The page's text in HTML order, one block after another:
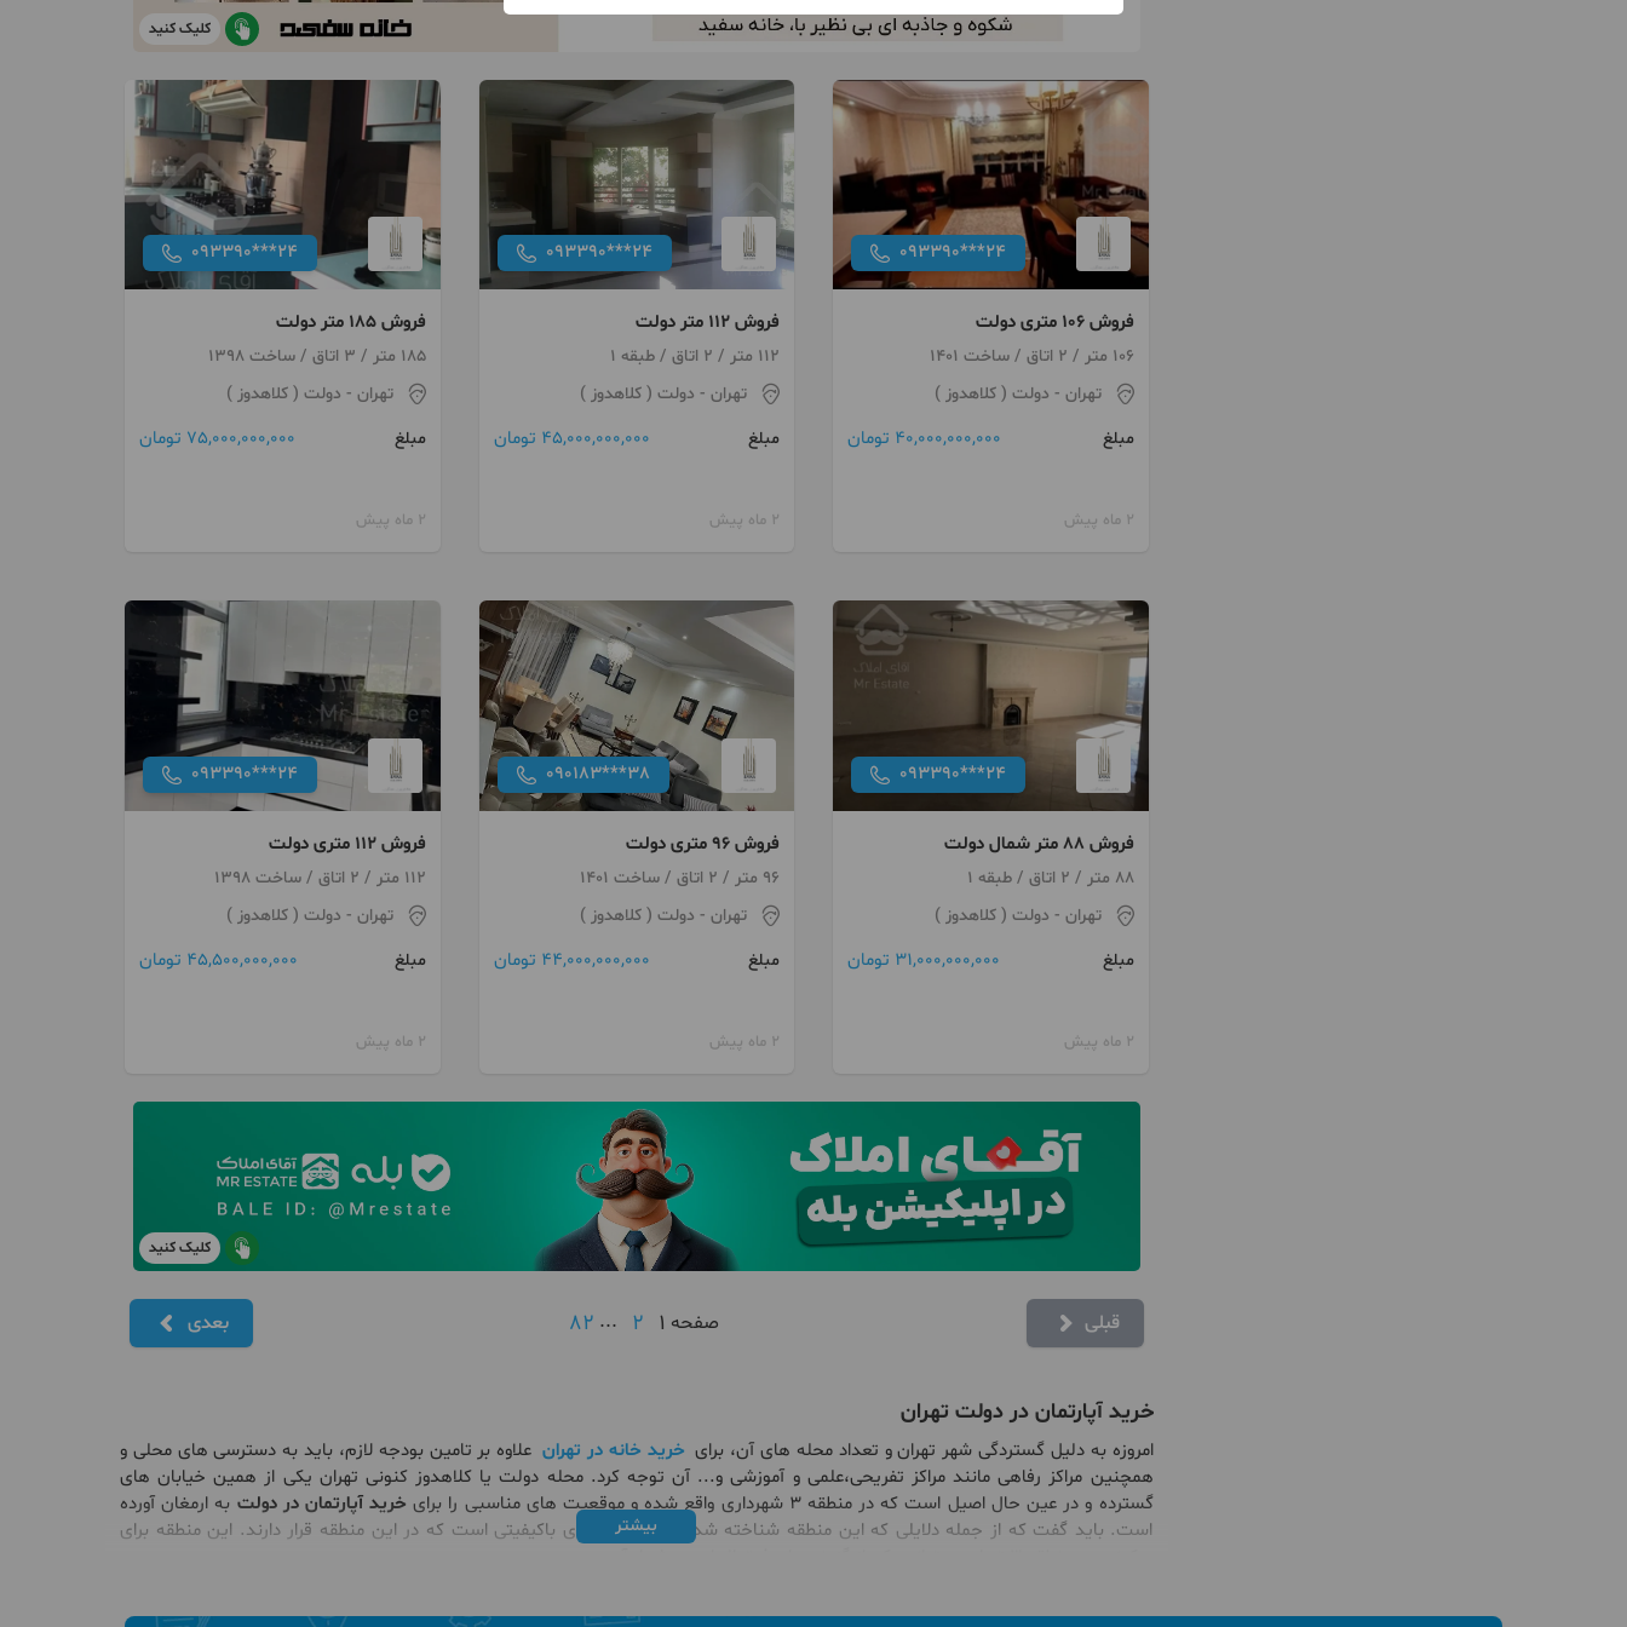
کلیک کنید
093390***24
فروش 106 متری دولت
106 متر / 2 اتاق / ساخت 1401
تهران - دولت ( کلاهدوز )
مبلغ
40,000,000,000 تومان
2 ماه پیش
093390***24
فروش 112 متر دولت
112 متر / 2 اتاق / طبقه 1
تهران- دولت ( کلاهدوز )
مبلغ
45,000,000,000 تومان
2 ماه پیش
093390***24
فروش 185 متر دولت
185 متر / 3 اتاق / ساخت 1398
تهران - دولت ( کلاهدوز )
مبلغ
75,000,000,000 تومان
2 ماه پیش
093390***24
فروش 88 متر شمال دولت
88 متر / 2 اتاق / طبقه 1
تهران - دولت ( کلاهدوز )
مبلغ
31,000,000,000 تومان
2 ماه پیش
090183***38
فروش 96 متری دولت
96 متر / 2 اتاق / ساخت 1401
تهران- دولت ( کلاهدوز )
مبلغ
44,000,000,000 تومان
2 ماه پیش
093390***24
فروش 112 متری دولت
112 متر / 2 اتاق / ساخت 1398
تهران - دولت ( کلاهدوز )
مبلغ
45,500,000,000 تومان
2 ماه پیش
کلیک کنید
قبلی صفحه 1
2
...
82 بعدی
خرید آپارتمان در دولت تهران
امروزه به دلیل گستردگی شهر تهران و تعداد محله های آن، برای خرید خانه در تهران علاوه بر تامین بودجه لازم، باید به دسترسی های محلی و
همچنین مراکز رفاهی مانند مراکز تفریحی،علمی و آموزشی و... آن توجه کرد. محله دولت یا کلاهدوز کنونی تهران یکی از همین خیابان های
گسترده و در عین حال اصیل است که در منطقه ۳ شهرداری واقع شده و موقعیت های مناسبی را برای
خرید آپارتمان در دولت به ارمغان آورده
است. باید گفت که از جمله دلایلی که این منطقه شناخته شده است سازه های باکیفیتی است که در این منطقه قرار دارند. این منطقه برای
هستند که خیابان دولت از آن ها عبور می کند در حقیقت می توان اینگونه بیان کرد که خیابان دولت حدفاصل اختیاریه و دیباجی قرار گرفته
بیشتر